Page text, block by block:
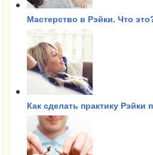
Мастерство в Рэйки. Что
Как сделать практику Рэйки